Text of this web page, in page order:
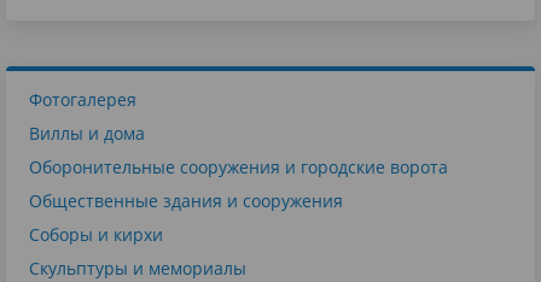
Фотогалерея
Виллы и дома
Оборонительные сооружения и городские ворота
Общественные здания и сооружения
Соборы и кирхи
Скульптуры и мемориалы